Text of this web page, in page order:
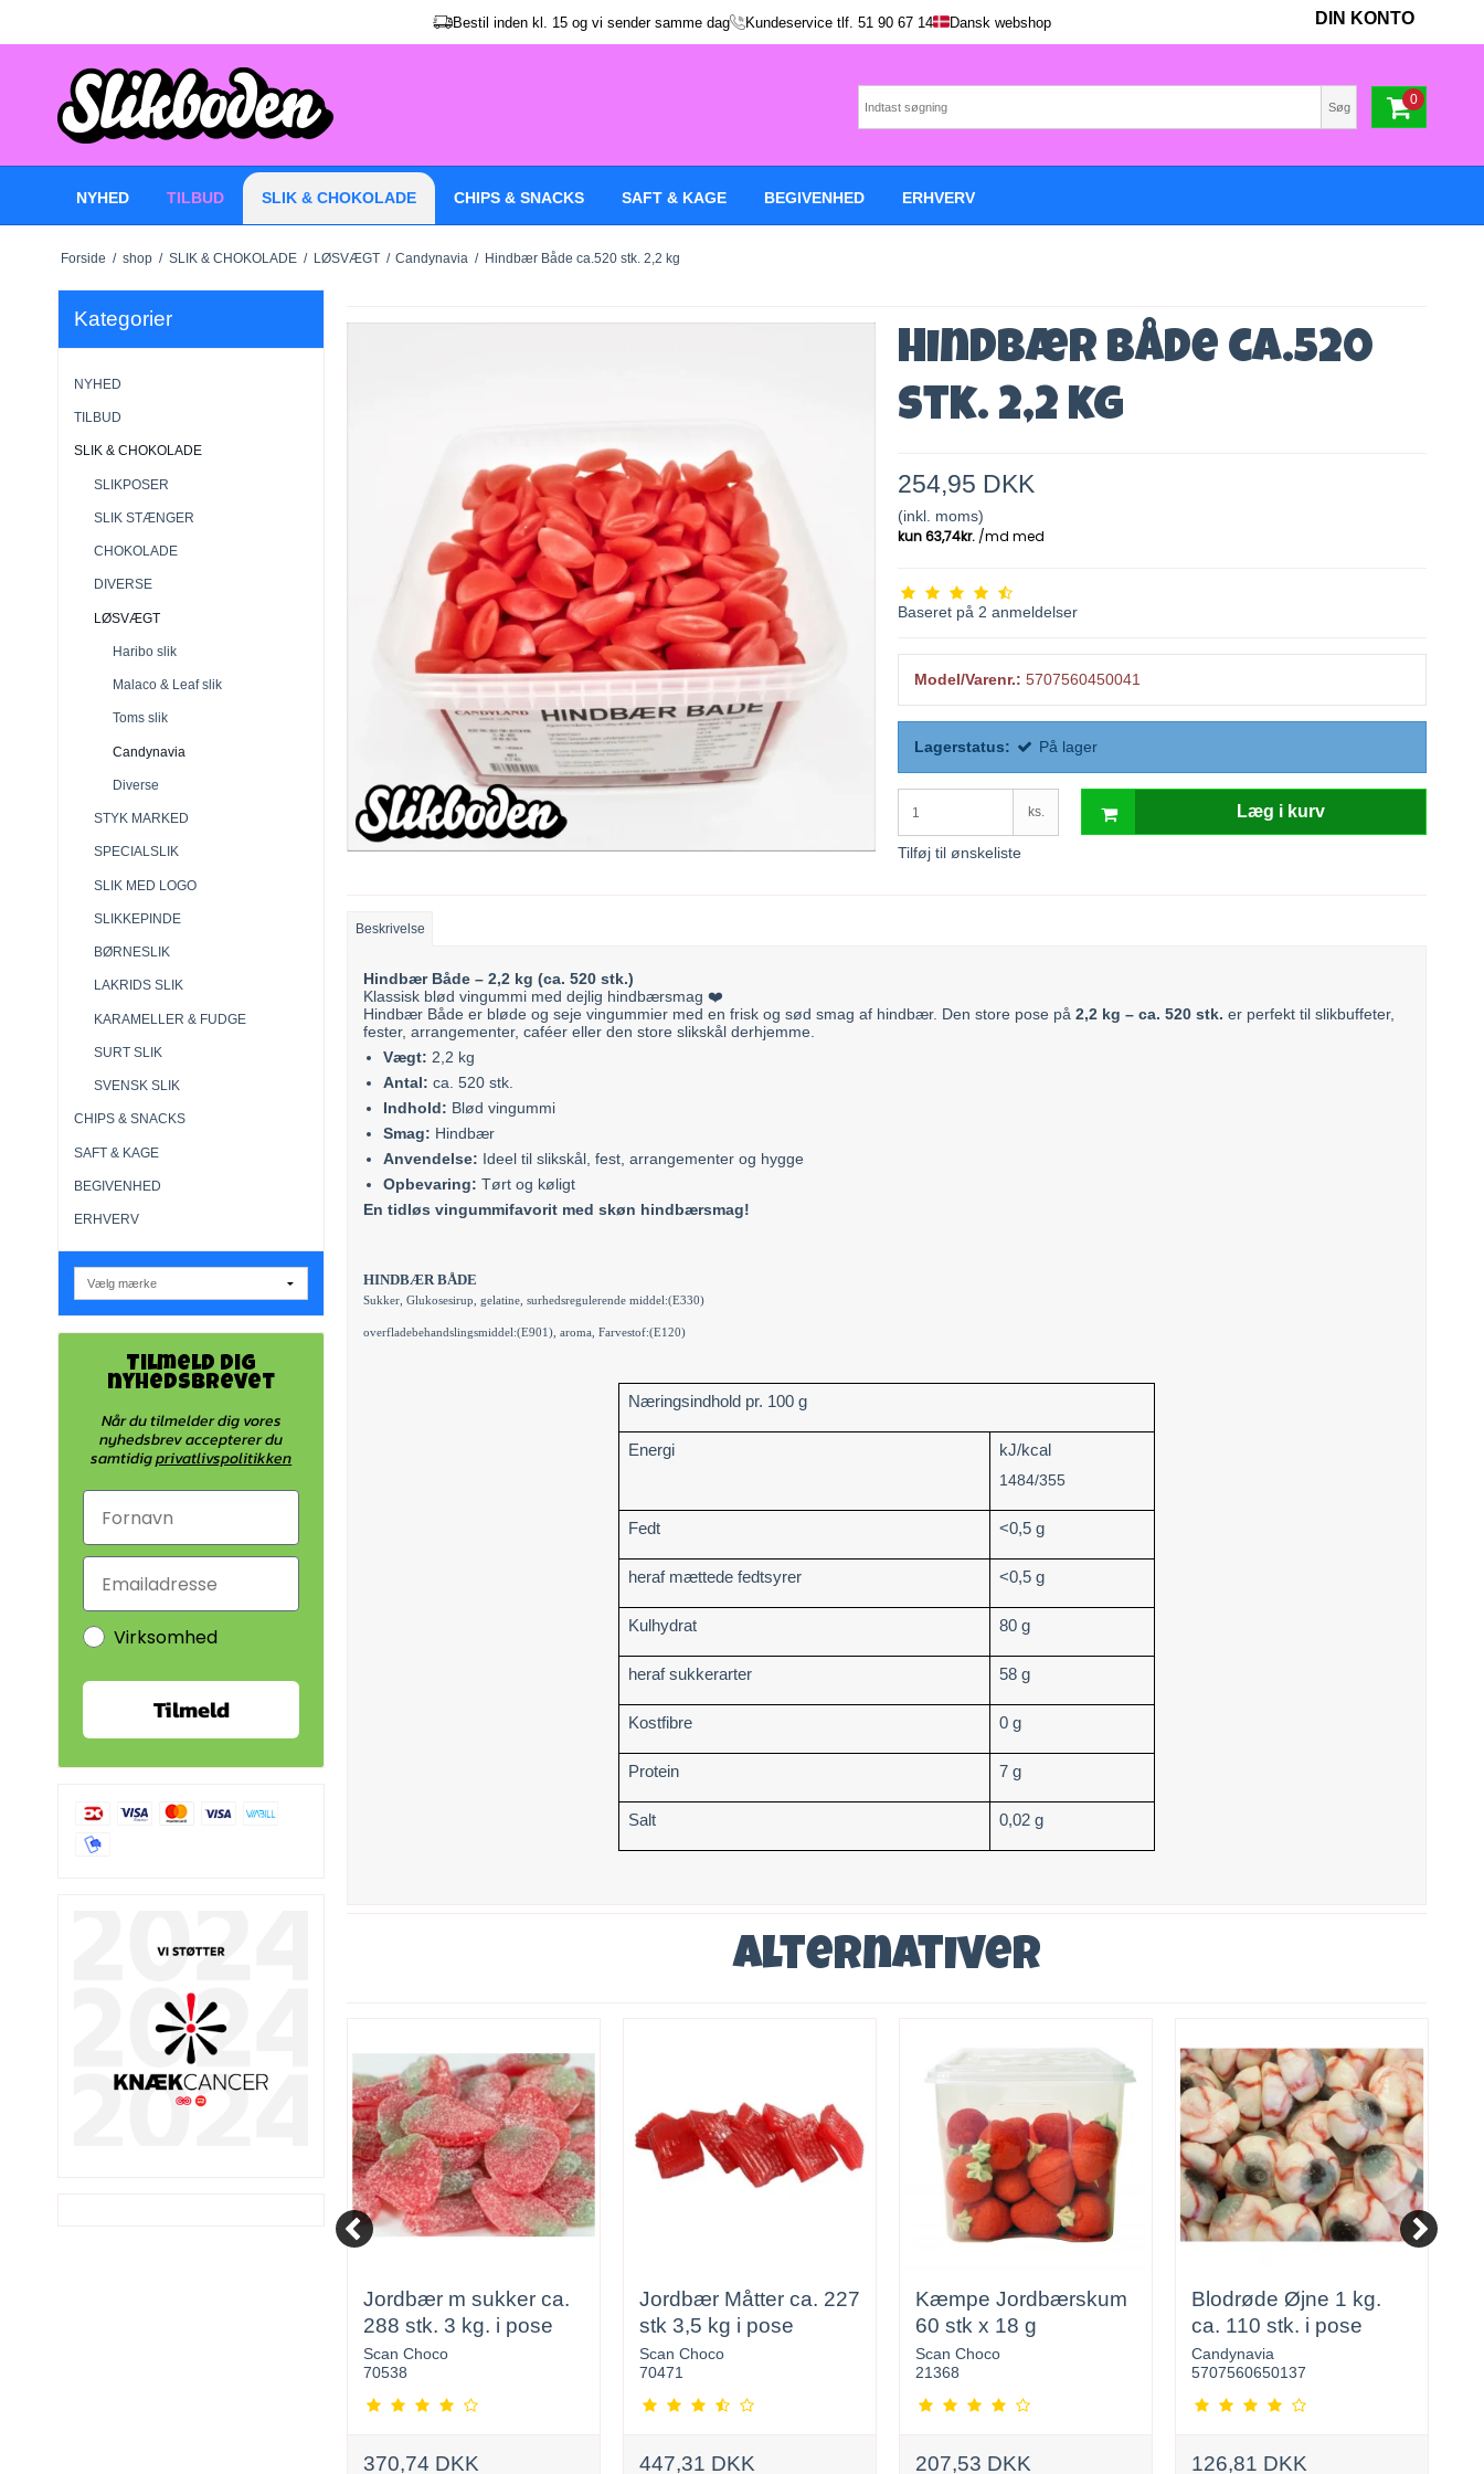
Bestil inden kl. 15 og vi sender samme dag Kundeservice tlf. 51 90 67 14 Dansk webshop DIN KONTO
0
Søg
NYHED TILBUD SLIK & CHOKOLADE CHIPS & SNACKS SAFT & KAGE BEGIVENHED ERHVERV
Forside / shop / SLIK & CHOKOLADE / LØSVÆGT / Candynavia / Hindbær Både ca.520 stk. 2,2 kg
Kategorier
NYHED
TILBUD
SLIK & CHOKOLADE
SLIKPOSER
SLIK STÆNGER
CHOKOLADE
DIVERSE
LØSVÆGT
Haribo slik
Malaco & Leaf slik
Toms slik
Candynavia
Diverse
STYK MARKED
SPECIALSLIK
SLIK MED LOGO
SLIKKEPINDE
BØRNESLIK
LAKRIDS SLIK
KARAMELLER & FUDGE
SURT SLIK
SVENSK SLIK
CHIPS & SNACKS
SAFT & KAGE
BEGIVENHED
ERHVERV
Tilmeld dig
nyhedsbrevet
Når du tilmelder dig vores
nyhedsbrev accepterer du
samtidigprivatlivspolitikken
Virksomhed
Tilmeld
Hindbær Både ca.520
stk. 2,2 kg
254,95 DKK
(inkl. moms)
Baseret på 2 anmeldelser
Model/Varenr.: 5707560450041
Lagerstatus: På lager
ks. Læg i kurv
Tilføj til ønskeliste
Beskrivelse
Hindbær Både – 2,2 kg (ca. 520 stk.)
Klassisk blød vingummi med dejlig hindbærsmag ❤️
Hindbær Både er bløde og seje vingummier med en frisk og sød smag af hindbær. Den store pose på2,2 kg – ca. 520 stk. er perfekt til slikbuffeter,
fester, arrangementer, caféer eller den store slikskål derhjemme.
Vægt: 2,2 kg
Antal: ca. 520 stk.
Indhold: Blød vingummi
Smag: Hindbær
Anvendelse: Ideel til slikskål, fest, arrangementer og hygge
Opbevaring: Tørt og køligt
En tidløs vingummifavorit med skøn hindbærsmag!
HINDBÆR BÅDE
Sukker, Glukosesirup, gelatine, surhedsregulerende middel:(E330)
overfladebehandslingsmiddel:(E901), aroma, Farvestof:(E120)
Næringsindhold pr. 100 g
Energi
kJ/kcal
1484/355
Fedt <0,5 g
heraf mættede fedtsyrer <0,5 g
Kulhydrat 80 g
heraf sukkerarter 58 g
Kostfibre 0 g
Protein 7 g
Salt 0,02 g
Alternativer
Jordbær m sukker ca.
288 stk. 3 kg. i pose
Scan Choco
70538
370,74 DKK
Jordbær Måtter ca. 227
stk 3,5 kg i pose
Scan Choco
70471
447,31 DKK
Kæmpe Jordbærskum
60 stk x 18 g
Scan Choco
21368
207,53 DKK
Blodrøde Øjne 1 kg.
ca. 110 stk. i pose
Candynavia
5707560650137
126,81 DKK